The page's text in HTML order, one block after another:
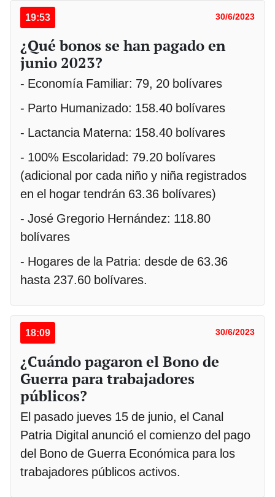
19:53 30/6/2023
¿Qué bonos se han pagado en
junio 2023?
- Economía Familiar: 79, 20 bolívares
- Parto Humanizado: 158.40 bolívares
- Lactancia Materna: 158.40 bolívares
- 100% Escolaridad: 79.20 bolívares
(adicional por cada niño y niña registrados
en el hogar tendrán 63.36 bolívares)
- José Gregorio Hernández: 118.80
bolívares
- Hogares de la Patria: desde de 63.36
hasta 237.60 bolívares.
18:09 30/6/2023
¿Cuándo pagaron el Bono de
Guerra para trabajadores
públicos?
El pasado jueves 15 de junio, el Canal
Patria Digital anunció el comienzo del pago
del Bono de Guerra Económica para los
trabajadores públicos activos.